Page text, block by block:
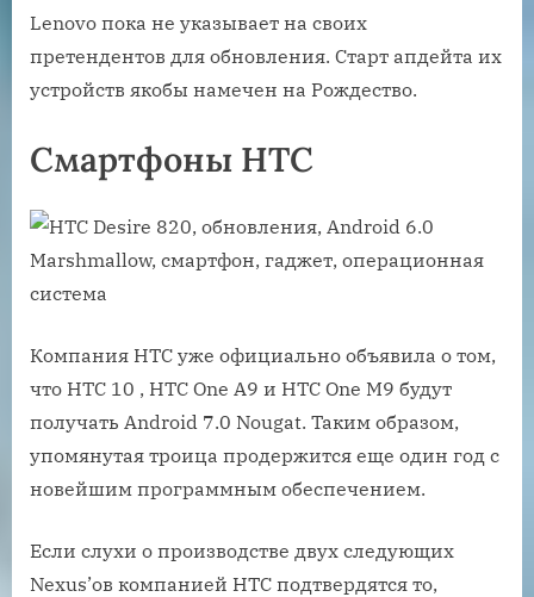
Lenovo пока не указывает на своих
претендентов для обновления. Старт апдейта их
устройств якобы намечен на Рождество.
Смартфоны HTC
Компания HTC уже официально объявила о том,
что HTC 10 , HTC One A9 и HTC One M9 будут
получать Android 7.0 Nougat. Таким образом,
упомянутая троица продержится еще один год с
новейшим программным обеспечением.
Если слухи о производстве двух следующих
Nexus’ов компанией HTC подтвердятся то,